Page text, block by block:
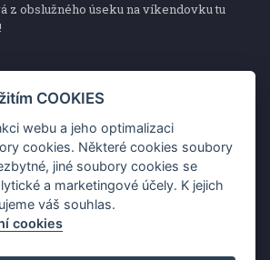
z obslužného úseku na víkendovku tu
obslužného úseku na víkendovku tu
a vyhraj s naCOOPkou sekerku Fiskars
na víkendovku ty nejlepší ceny z letáku!
COOKIES
webu a jeho optimalizaci
cookies. Některé cookies soubory
jiné soubory cookies se
a marketingové účely. K jejich
váš souhlas.
cookies